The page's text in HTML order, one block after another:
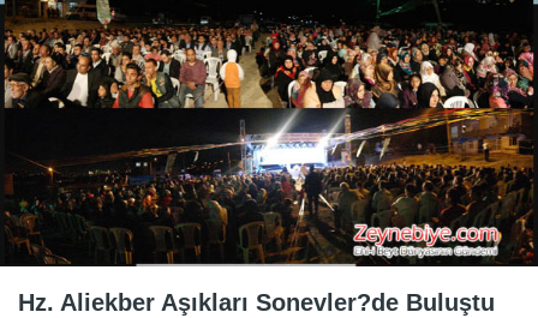
Hz. Aliekber Aşıkları Sonevler?de Buluştu